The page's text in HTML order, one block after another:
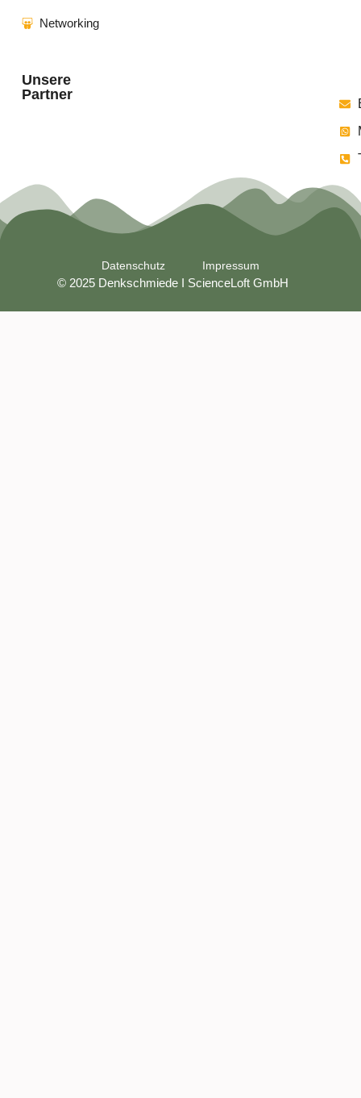
Networking
Unsere
Partner
Projekt
Datenschutz Impressum
© 2025 Denkschmiede I ScienceLoft GmbH